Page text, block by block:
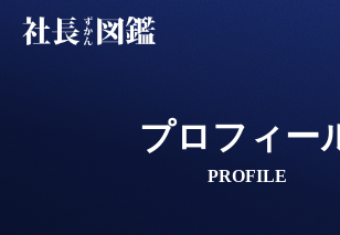
プロフィー
PROFILE